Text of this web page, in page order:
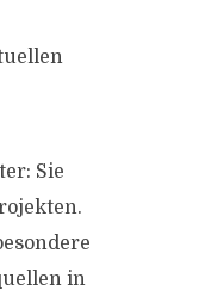
Sie
in